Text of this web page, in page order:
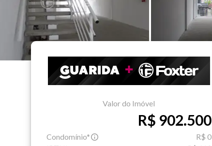
Valor do Imóvel
R$ 902.500
Condomínio*
R$ 0